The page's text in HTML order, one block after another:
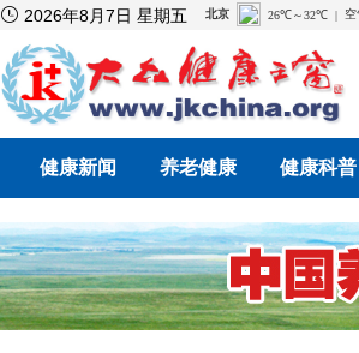
 2026年8月7日 星期五
健康新闻 养老健康 健康科普